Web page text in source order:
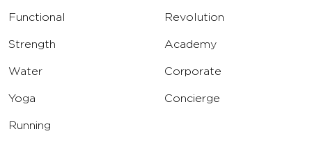
Functional
Strength
Water
Yoga
Running
Revolution
Academy
Corporate
Concierge